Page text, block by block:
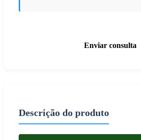
Enviar consulta
Descrição do produto